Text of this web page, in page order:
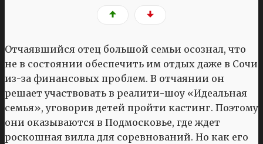
Отчаявшийся отец большой семьи осознал, что
не в состоянии обеспечить им отдых даже в Сочи
из-за финансовых проблем. В отчаянии он
решает участвовать в реалити-шоу «Идеальная
семья», уговорив детей пройти кастинг. Поэтому
они оказываются в Подмосковье, где ждет
роскошная вилла для соревнований. Но как его